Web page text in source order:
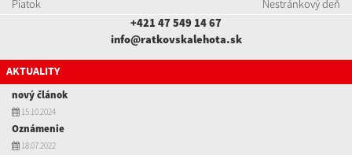
Piatok
Nestránkový deň
+421 47 549 14 67
info@ratkovskalehota.sk
AKTUALITY
nový článok
15.10.2024
Oznámenie
18.07.2022